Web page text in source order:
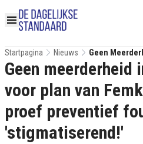
Startpagina Nieuws
Geen
Van Femke
Fouilleren,
Geen meerderheid
voor plan van
proef preventief
'stigmatiserend!'